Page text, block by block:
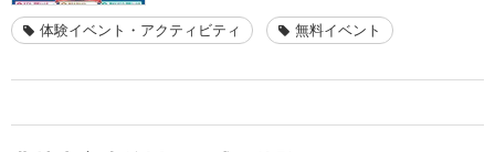
体験イベント・アクティビティ 無料イベント